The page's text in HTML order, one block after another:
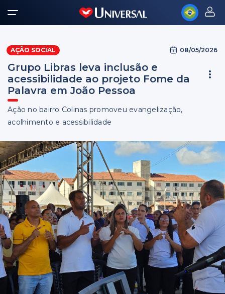
AÇÃO SOCIAL 08/05/2026
Grupo Libras leva inclusão e
acessibilidade ao projeto Fome da
Palavra em João Pessoa
Ação no bairro Colinas promoveu evangelização,
acolhimento e acessibilidade